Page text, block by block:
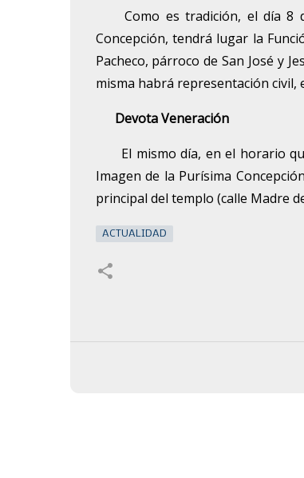
Como es tradición, el día 8
Concepción, tendrá lugar la
Pacheco, párroco de San José y
misma habrá representación civil,
Devota Veneración
El mismo día, en el horario
Imagen de la Purísima
principal del templo (calle Madre
ACTUALIDAD